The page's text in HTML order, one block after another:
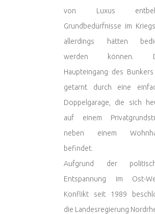
von Luxus
Grundbedürfnisse im
allerdings hätten
werden können.
Haupteingang des
getarnt durch eine
Doppelgarage, die sich
auf einem
neben einem
befindet.
Aufgrund der
Entspannung im Ost-
Konflikt seit 1989
die Landesregierung